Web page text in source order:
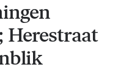
Herestraat